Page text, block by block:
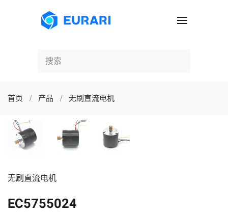
跳至主要内容
首页 产品 无刷直流电机
无刷直流电机
EC5755024